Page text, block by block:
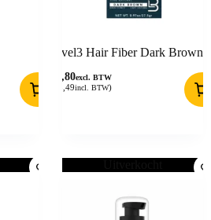
Level3 Hair Fiber Dark Brown
12,80excl. BTW
15,49incl. BTW)